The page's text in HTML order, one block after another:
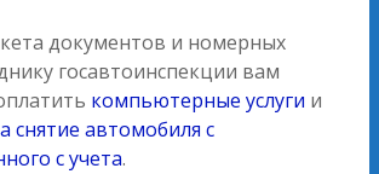
документов и номерных
госавтоинспекции вам
компьютерные услуги и
снятие автомобиля с
с учета.